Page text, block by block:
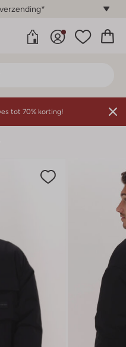
tot 70% korting!